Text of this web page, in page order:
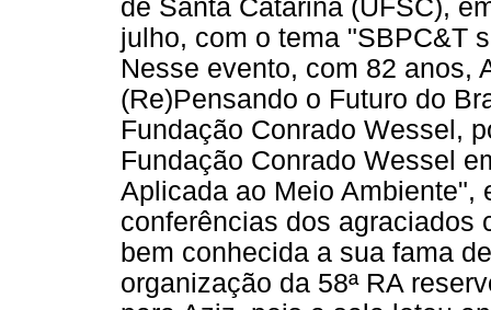
de Santa Catarina (UFSC),
julho, com o tema "SBPC&T
Nesse evento, com 82 anos,
(Re)Pensando o Futuro do
Fundação Conrado Wessel,
Fundação Conrado Wessel
Aplicada ao Meio Ambiente",
conferências dos agraciados
bem conhecida a sua fama
organização da 58ª RA